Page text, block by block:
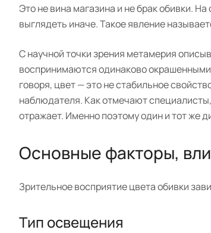
Это не вина магазина и не брак обивки.
выглядеть иначе. Такое явление
С научной точки зрения метамерия
воспринимаются одинаково
говоря, цвет — это не стабильное
наблюдателя. Как отмечают
отражает. Именно поэтому один и тот же
Основные факторы,
Зрительное восприятие цвета обивки
Тип освещения